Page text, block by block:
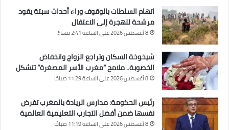
اتهام السلطات بالوقوف وراء أحداث سبتة يقود
مرشحة للهجرة إلى الاعتقال
8 أغسطس 2026 على الساعة 2:41 مساءً
شيخوخة السكان وتراجع الزواج وانخفاض
الخصوبة.. ملامح “مغرب الأسر المصغرة” تتشكل
8 أغسطس 2026 على الساعة 11:29 صباحًا
رئيس الحكومة: مدارس الريادة بالمغرب تفرض
نفسها ضمن أفضل التجارب التعليمية العالمية
8 أغسطس 2026 على الساعة 11:19 صباحًا